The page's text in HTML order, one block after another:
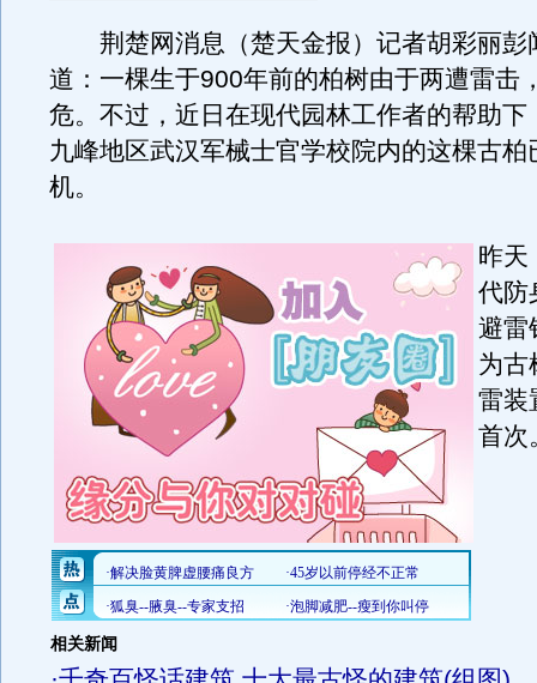
荆楚网消息（楚天金报）记者胡彩丽彭
道：一棵生于900年前的柏树由于两遭雷击
危。不过，近日在现代园林工作者的帮助下
九峰地区武汉军械士官学校院内的这棵古柏
机。
昨天
代
避雷
为古
雷装
首次
相关新闻